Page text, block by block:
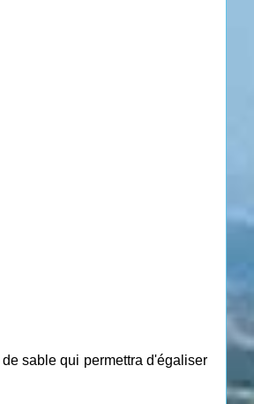
sable qui permettra d'égaliser